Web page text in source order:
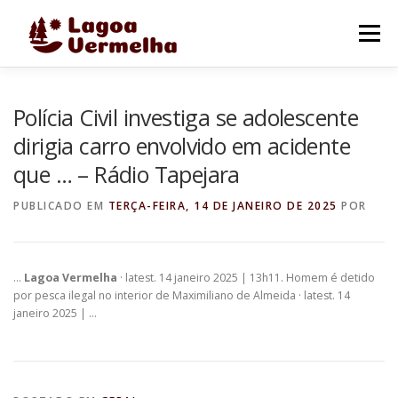
Menu
FALE CONOSCO
Polícia Civil investiga se adolescente
dirigia carro envolvido em acidente
que … – Rádio Tapejara
PUBLICADO EM TERÇA-FEIRA, 14 DE JANEIRO DE 2025 POR
… Lagoa Vermelha · latest. 14 janeiro 2025 | 13h11. Homem é detido
por pesca ilegal no interior de Maximiliano de Almeida · latest. 14
janeiro 2025 | …